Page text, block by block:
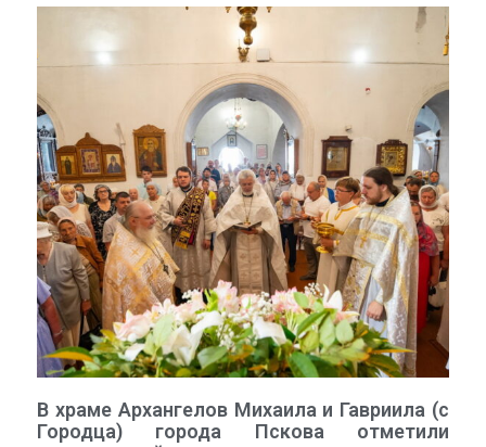
В храме Архангелов Михаила и Гавриила (с
Городца) города Пскова отметили